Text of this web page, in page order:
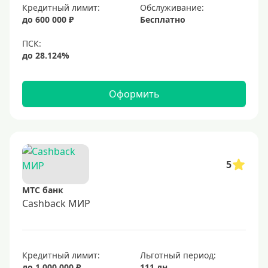
Золотые
Черные
Виртуальные
С бонусами
С кэшбэком на АЗС
С милями
Цель
Для путешествий
Кредитный лимит:
до 600 000 ₽
Обслуживание:
Бесплатно
Оформить
5
МТС банк
Cashback МИР
Кредитный лимит:
Льготный период: